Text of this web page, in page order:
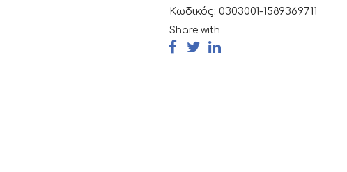
Κωδικός: 0303001-1589369711
Share with